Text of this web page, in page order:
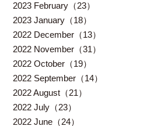
2023 February（23）
2023 January（18）
2022 December（13）
2022 November（31）
2022 October（19）
2022 September（14）
2022 August（21）
2022 July（23）
2022 June（24）